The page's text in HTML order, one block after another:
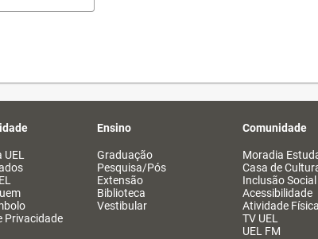
UEL
Privacidade
Ensino
Graduação
Pesquisa/Pós
Extensão
Biblioteca
Vestibular
Comunidade
Moradia
Casa de
Inclusão Social
Acessibilidade
Atividade Física
TV UEL
UEL FM